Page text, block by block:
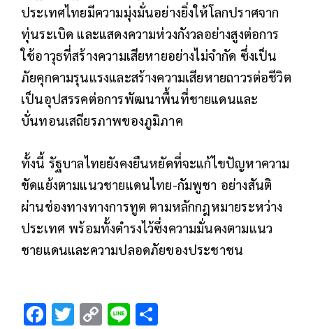
ประเทศไทยมีความมุ่งมั่นอย่างยิ่งให้โลกปราศจาก
ทุ่นระเบิด และแสดงความห่วงกังวลอย่างสูงต่อการ
ใช้อาวุธที่สร้างความเสียหายอย่างไม่จำกัด ซึ่งเป็น
ภัยคุกคามรุนแรงและสร้างความเสียหายถาวรต่อชีวิต
เป็นอุปสรรคต่อการพัฒนาพื้นที่ชายแดนและ
บั่นทอนเสถียรภาพของภูมิภาค
ทั้งนี้ รัฐบาลไทยยังคงยืนหยัดที่จะแก้ไขปัญหาความ
ขัดแย้งตามแนวชายแดนไทย-กัมพูชา อย่างสันติ
ผ่านช่องทางทางการทูต ตามหลักกฎหมายระหว่าง
ประเทศ พร้อมทั้งดำรงไว้ซึ่งความมั่นคงตามแนว
ชายแดนและความปลอดภัยของประชาชน
F T C Li